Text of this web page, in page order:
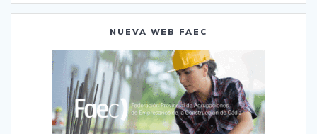
NUEVA WEB FAEC